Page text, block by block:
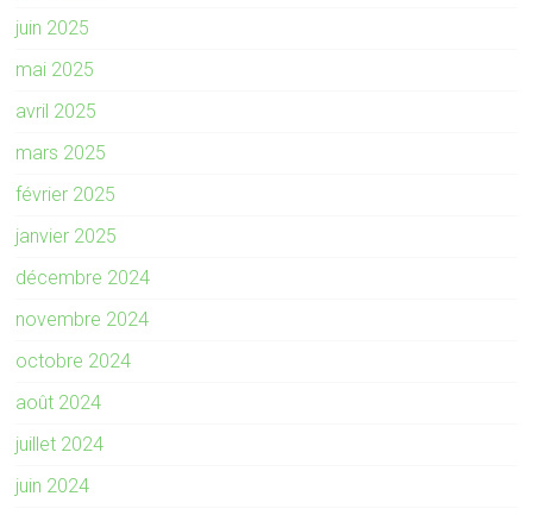
juin 2025
mai 2025
avril 2025
mars 2025
février 2025
janvier 2025
décembre 2024
novembre 2024
octobre 2024
août 2024
juillet 2024
juin 2024